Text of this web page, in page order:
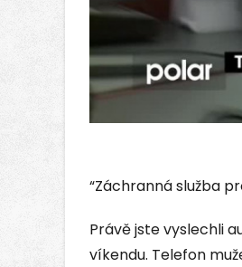
“Záchranná služba
Právě jste vyslechli
víkendu. Telefon